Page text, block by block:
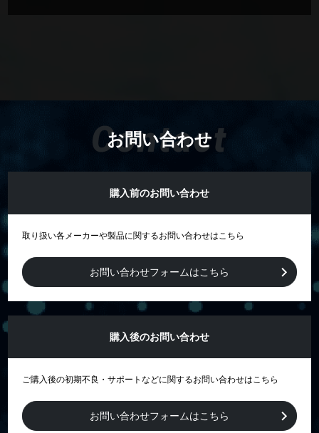
お問い合わせ
Contact
購入前のお問い合わせ
取り扱い各メーカーや製品に関するお問い合わせはこちら
お問い合わせフォームはこちら
購入後のお問い合わせ
ご購入後の初期不良・サポートなどに関するお問い合わせはこちら
お問い合わせフォームはこちら